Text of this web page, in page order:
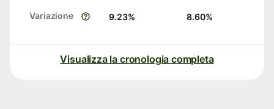
Variazione 9.23% 8.60%
Visualizza la cronologia completa